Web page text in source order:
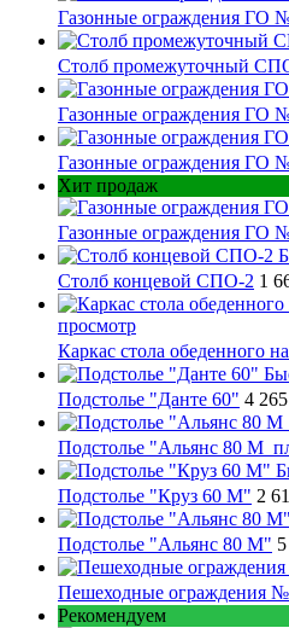
Газонные ограждения ГО
Столб промежуточный
Газонные ограждения ГО
Газонные ограждения ГО
Хит продаж
Газонные ограждения ГО
Столб концевой СПО-2 1
просмотр
Каркас стола обеденного
Подстолье "Данте 60" 4
Подстолье "Альянс 80
Подстолье "Круз 60 М" 2
Подстолье "Альянс 80 М"
Пешеходные ограждения
Рекомендуем